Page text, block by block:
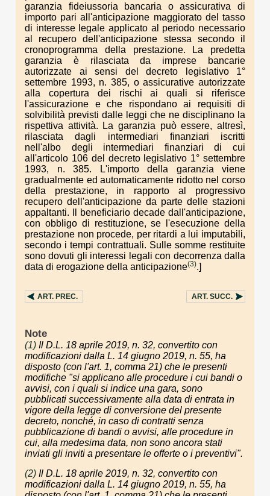
garanzia fideiussoria bancaria o assicurativa di
importo pari all'anticipazione maggiorato del tasso
di interesse legale applicato al periodo necessario
al recupero dell'anticipazione stessa secondo il
cronoprogramma della prestazione. La predetta
garanzia è rilasciata da imprese bancarie
autorizzate ai sensi del decreto legislativo 1°
settembre 1993, n. 385, o assicurative autorizzate
alla copertura dei rischi ai quali si riferisce
l'assicurazione e che rispondano ai requisiti di
solvibilità previsti dalle leggi che ne disciplinano la
rispettiva attività. La garanzia può essere, altresì,
rilasciata dagli intermediari finanziari iscritti
nell'albo degli intermediari finanziari di cui
all'articolo 106 del decreto legislativo 1° settembre
1993, n. 385. L'importo della garanzia viene
gradualmente ed automaticamente ridotto nel corso
della prestazione, in rapporto al progressivo
recupero dell'anticipazione da parte delle stazioni
appaltanti. Il beneficiario decade dall'anticipazione,
con obbligo di restituzione, se l'esecuzione della
prestazione non procede, per ritardi a lui imputabili,
secondo i tempi contrattuali. Sulle somme restituite
sono dovuti gli interessi legali con decorrenza dalla
data di erogazione della anticipazione(3).]
ART. PREC. ART. SUCC.
Note
(1) Il D.L. 18 aprile 2019, n. 32, convertito con
modificazioni dalla L. 14 giugno 2019, n. 55, ha
disposto (con l'art. 1, comma 21) che le presenti
modifiche "si applicano alle procedure i cui bandi o
avvisi, con i quali si indice una gara, sono
pubblicati successivamente alla data di entrata in
vigore della legge di conversione del presente
decreto, nonché, in caso di contratti senza
pubblicazione di bandi o avvisi, alle procedure in
cui, alla medesima data, non sono ancora stati
inviati gli inviti a presentare le offerte o i preventivi".
(2) Il D.L. 18 aprile 2019, n. 32, convertito con
modificazioni dalla L. 14 giugno 2019, n. 55, ha